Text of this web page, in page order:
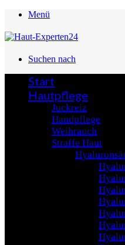
Menü
Suchen nach
Start
Hautpflege
Juckreiz
Handpflege
Weihrauch
Straffe Haut